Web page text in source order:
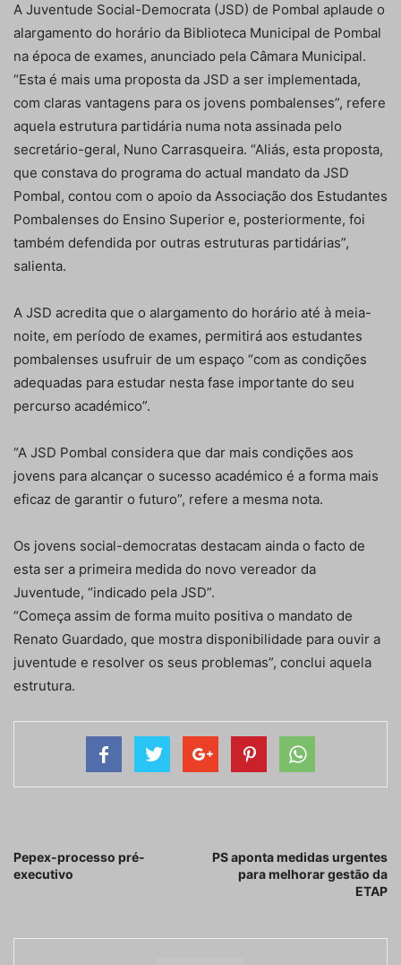
A Juventude Social-Democrata (JSD) de Pombal aplaude o
alargamento do horário da Biblioteca Municipal de Pombal
na época de exames, anunciado pela Câmara Municipal.
“Esta é mais uma proposta da JSD a ser implementada,
com claras vantagens para os jovens pombalenses”, refere
aquela estrutura partidária numa nota assinada pelo
secretário-geral, Nuno Carrasqueira. “Aliás, esta proposta,
que constava do programa do actual mandato da JSD
Pombal, contou com o apoio da Associação dos Estudantes
Pombalenses do Ensino Superior e, posteriormente, foi
também defendida por outras estruturas partidárias”,
salienta.
A JSD acredita que o alargamento do horário até à meia-
noite, em período de exames, permitirá aos estudantes
pombalenses usufruir de um espaço “com as condições
adequadas para estudar nesta fase importante do seu
percurso académico”.
“A JSD Pombal considera que dar mais condições aos
jovens para alcançar o sucesso académico é a forma mais
eficaz de garantir o futuro”, refere a mesma nota.
Os jovens social-democratas destacam ainda o facto de
esta ser a primeira medida do novo vereador da
Juventude, “indicado pela JSD”.
“Começa assim de forma muito positiva o mandato de
Renato Guardado, que mostra disponibilidade para ouvir a
juventude e resolver os seus problemas”, conclui aquela
estrutura.
Pepex-processo pré-
executivo
PS aponta medidas urgentes
para melhorar gestão da
ETAP